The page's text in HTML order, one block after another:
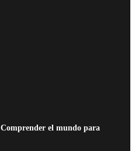
Comprender el mundo para